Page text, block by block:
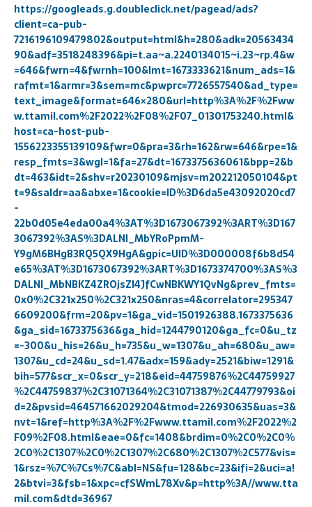
https://googleads.g.doubleclick.net/pagead/ads?
client=ca-pub-
7216196109479802&output=html&h=280&adk=20563434
90&adf=3518248396&pi=t.aa~a.2240134015~i.23~rp.4&w
=646&fwrn=4&fwrnh=100&lmt=1673333621&num_ads=1&
rafmt=1&armr=3&sem=mc&pwprc=7726557540&ad_type=
text_image&format=646×280&url=http%3A%2F%2Fww
w.ttamil.com%2F2022%2F08%2F07_01301753240.html&
host=ca-host-pub-
1556223355139109&fwr=0&pra=3&rh=162&rw=646&rpe=1&
resp_fmts=3&wgl=1&fa=27&dt=1673375636061&bpp=2&b
dt=463&idt=2&shv=r20230109&mjsv=m202212050104&pt
t=9&saldr=aa&abxe=1&cookie=ID%3D6da5e43092020cd7
-
22b0d05e4eda00a4%3AT%3D1673067392%3ART%3D167
3067392%3AS%3DALNI_MbYRoPpmM-
Y9gM6BHgB3RQ5QX9HgA&gpic=UID%3D000008f6b8d54
e65%3AT%3D1673067392%3ART%3D1673374700%3AS%3
DALNI_MbNBKZ4ZROjsZl4JfCwNBKWY1QvNg&prev_fmts=
0x0%2C321x250%2C321x250&nras=4&correlator=295347
6609200&frm=20&pv=1&ga_vid=1501926388.1673375636
&ga_sid=1673375636&ga_hid=1244790120&ga_fc=0&u_tz
=-300&u_his=26&u_h=735&u_w=1307&u_ah=680&u_aw=
1307&u_cd=24&u_sd=1.47&adx=159&ady=2521&biw=1291&
bih=577&scr_x=0&scr_y=218&eid=44759876%2C44759927
%2C44759837%2C31071364%2C31071387%2C44779793&oi
d=2&pvsid=464571662029204&tmod=226930635&uas=3&
nvt=1&ref=http%3A%2F%2Fwww.ttamil.com%2F2022%2
F09%2F08.html&eae=0&fc=1408&brdim=0%2C0%2C0%
2C0%2C1307%2C0%2C1307%2C680%2C1307%2C577&vis=
1&rsz=%7C%7Cs%7C&abl=NS&fu=128&bc=23&ifi=2&uci=a!
2&btvi=3&fsb=1&xpc=cfSWmL78Xv&p=http%3A//www.tta
mil.com&dtd=36967